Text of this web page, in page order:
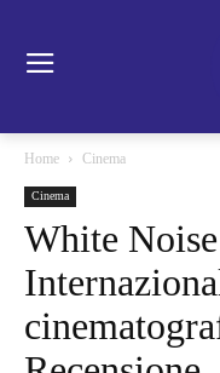
Home Cinema
Cinema
White